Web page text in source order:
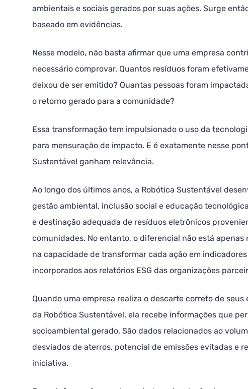
ambientais e sociais gerados por suas ações. Surge
baseado em evidências.
Nesse modelo, não basta afirmar que uma empresa
necessário comprovar. Quantos resíduos foram
deixou de ser emitido? Quantas pessoas foram
o retorno gerado para a comunidade?
Essa transformação tem impulsionado o uso da
para mensuração de impacto. E é exatamente nesse
Sustentável ganham relevância.
Ao longo dos últimos anos, a Robótica Sustentável
gestão ambiental, inclusão social e educação
e destinação adequada de resíduos eletrônicos
comunidades. No entanto, o diferencial não está apenas
na capacidade de transformar cada ação em
incorporados aos relatórios ESG das organizações
Quando uma empresa realiza o descarte correto de
da Robótica Sustentável, ela recebe informações que
socioambiental gerado. São dados relacionados ao
desviados de aterros, potencial de emissões evitadas e
iniciativa.